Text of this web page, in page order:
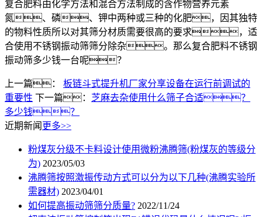
复合肥料由化学方法和混合方法制成的含作物营养元素
氮、磷、钾中两种或三种的化肥，因其独特
的物料性质所以对其筛分材质需要很高的要求，适
合使用不锈钢振动筛筛分除杂。那么复合肥料不锈钢
振动筛多少钱一台呢？
上一篇： 板链斗式提升机厂家分享设备在运行前调试的
重要性 下一篇： 芝麻去杂使用什么筛子合适？
多少钱？
近期新闻 更多>>
粉煤灰分级不卡料设计使用微粉沸腾筛(粉煤灰的等级分
为) 2023/05/03
沸腾筛按照激振传动方式可以分为以下几种(沸腾实验所
需器材) 2023/04/01
如何提高振动筛筛分质量? 2022/11/24